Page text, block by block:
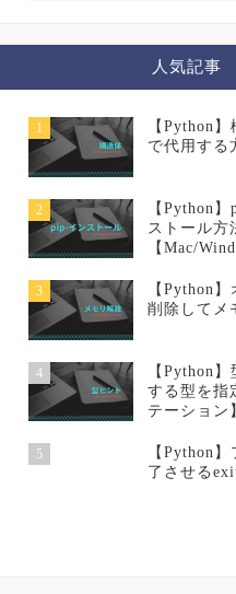
人気記事
1
【Python
で代用する
2
【Python
ストール方
【Mac/
3
【Python
削除してメ
4
【Python
する型を指
テーション
5
【Python
了させる